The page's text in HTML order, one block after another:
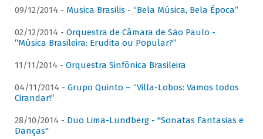
09/12/2014 - Musica Brasilis - “Bela Música, Bela Época”
02/12/2014 - Orquestra de Câmara de São Paulo -
“Música Brasileira: Erudita ou Popular?”
11/11/2014 - Orquestra Sinfônica Brasileira
04/11/2014 - Grupo Quinto – “Villa-Lobos: Vamos todos
Cirandar!”
28/10/2014 - Duo Lima-Lundberg - "Sonatas Fantasias e
Danças"